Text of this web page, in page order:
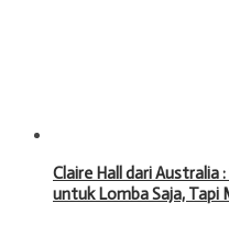
Claire Hall dari Australia
untuk Lomba Saja, Tapi